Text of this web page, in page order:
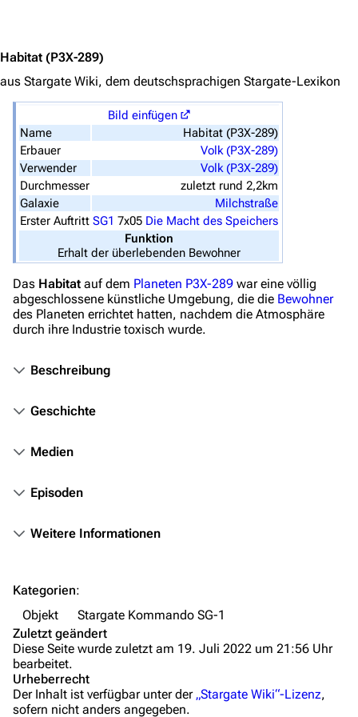
Stargate Infinity
Stargate-Romane
Filme
Das Stargate-Universum
Themenportal
Personen
Orte
Objekte
Zeitleiste
Kommerzielles
Letzte Änderungen
Anfragen
Administrations-Übersicht
Löschantrag
Habitat (P3X-289)
aus Stargate Wiki, dem deutschsprachigen Stargate-Lexikon
Bild einfügen
Name
Habitat (P3X-289)
Erbauer
Volk (P3X-289)
Verwender
Volk (P3X-289)
Durchmesser
zuletzt rund 2,2km
Galaxie
Milchstraße
Erster Auftritt SG1 7x05 Die Macht des Speichers
Funktion
Erhalt der überlebenden Bewohner
Das Habitat auf dem Planeten P3X-289 war eine völlig
abgeschlossene künstliche Umgebung, die die Bewohner
des Planeten errichtet hatten, nachdem die Atmosphäre
durch ihre Industrie toxisch wurde.
Beschreibung
Geschichte
Medien
Episoden
Weitere Informationen
Kategorien:
Objekt
Stargate Kommando SG-1
Zuletzt geändert
Diese Seite wurde zuletzt am 19. Juli 2022 um 21:56 Uhr
bearbeitet.
Urheberrecht
Der Inhalt ist verfügbar unter der „Stargate Wiki“-Lizenz,
sofern nicht anders angegeben.